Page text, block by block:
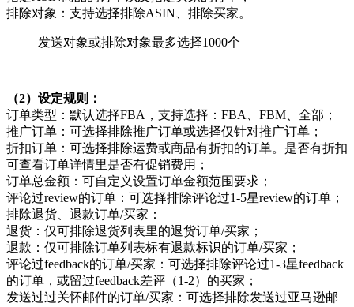
排除对象：支持选择排除ASIN、排除买家。
发送对象或排除对象最多选择1000个
（2）设定规则：
订单类型：默认选择FBA，支持选择：FBA、FBM、全部；
推广订单：可选择排除推广订单或选择仅针对推广订单；
折扣订单：可选择排除运费或商品有折扣的订单。是否有折扣
可查看订单详情里是否有促销费用；
订单总金额：可自定义设置订单金额范围要求；
评论过review的订单：可选择排除评论过1-5星review的订单；
排除退货、退款订单/买家：
退货：仅可排除退货列表里的退货订单/买家；
退款：仅可排除订单列表标有退款标识的订单/买家；
评论过feedback的订单/买家：可选择排除评论过1-3星feedback
的订单，或留过feedback差评（1-2）的买家；
发送过过关怀邮件的订单/买家：可选择排除发送过亚马逊邮